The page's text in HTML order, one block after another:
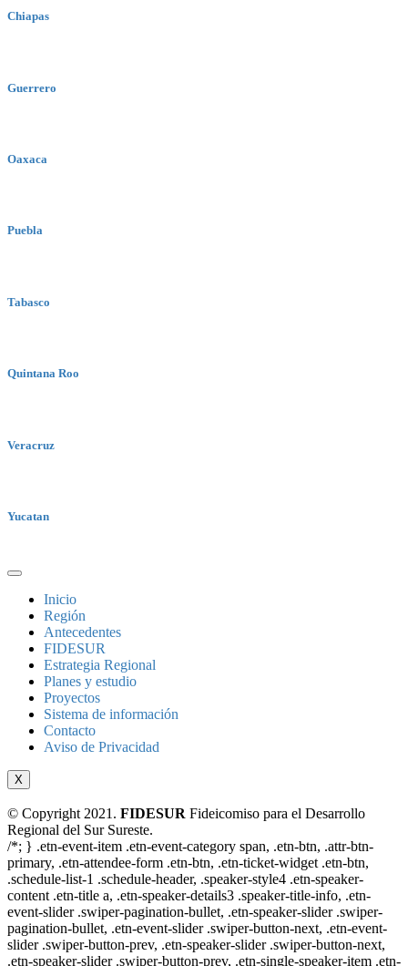
Chiapas
Guerrero
Oaxaca
Puebla
Tabasco
Quintana Roo
Veracruz
Yucatan
Inicio
Región
Antecedentes
FIDESUR
Estrategia Regional
Planes y estudio
Proyectos
Sistema de información
Contacto
Aviso de Privacidad
X
© Copyright 2021. FIDESUR Fideicomiso para el Desarrollo
Regional del Sur Sureste.
/*; } .etn-event-item .etn-event-category span, .etn-btn, .attr-btn-
primary, .etn-attendee-form .etn-btn, .etn-ticket-widget .etn-btn,
.schedule-list-1 .schedule-header, .speaker-style4 .etn-speaker-
content .etn-title a, .etn-speaker-details3 .speaker-title-info, .etn-
event-slider .swiper-pagination-bullet, .etn-speaker-slider .swiper-
pagination-bullet, .etn-event-slider .swiper-button-next, .etn-event-
slider .swiper-button-prev, .etn-speaker-slider .swiper-button-next,
.etn-speaker-slider .swiper-button-prev, .etn-single-speaker-item .etn-